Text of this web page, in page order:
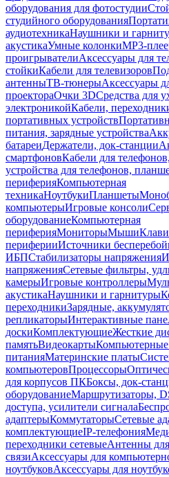
оборудования для фотостудии
студийного оборудования
аудиотехникаНаушники и
акустикаУмные колонкиMP3-
проигрывателиАксессуары для
стойкиКабели для телевизоров
антенныТВ-тюнерыАксессуары
проектораОчки 3DСредства для
электроникойКабели,
портативных устройств
питания, зарядные устройства
батареиДержатели, док-станции
смартфоновКабели для
устройства для телефонов,
периферияКомпьютерная
техникаНоутбукиПланшеты
компьютерыИгровые консоли
оборудованиеКомпьютерная
периферияМониторыМыши
периферииИсточники
ИБПСтабилизаторы напряжения
напряженияСетевые фильтры,
камерыИгровые контроллеры
акустикаНаушники и гарнитуры
переходникиЗарядные,
репликаторыИнтерактивные
доскиКомплектующиеЖесткие
памятьВидеокартыКомпьютерные
питанияМатеринские платы
компьютеровПроцессоры
для корпусов ПКБоксы, док-
оборудованиеМаршрутизаторы,
доступа, усилители сигнала
адаптерыКоммутаторыСетевые
комплектующиеIP-телефония
переходники сетевыеАнтенны
связиАксессуары для
ноутбуковАксессуары для